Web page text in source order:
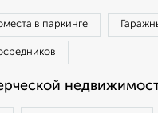
в паркинге